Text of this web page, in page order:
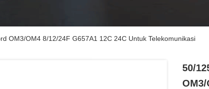
OM3/OM4 8/12/24F G657A1 12C 24C Untuk Telekomunikasi
50/
OM3/